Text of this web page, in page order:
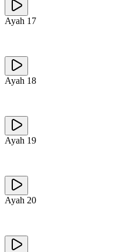
Ayah 17
Ayah 18
Ayah 19
Ayah 20